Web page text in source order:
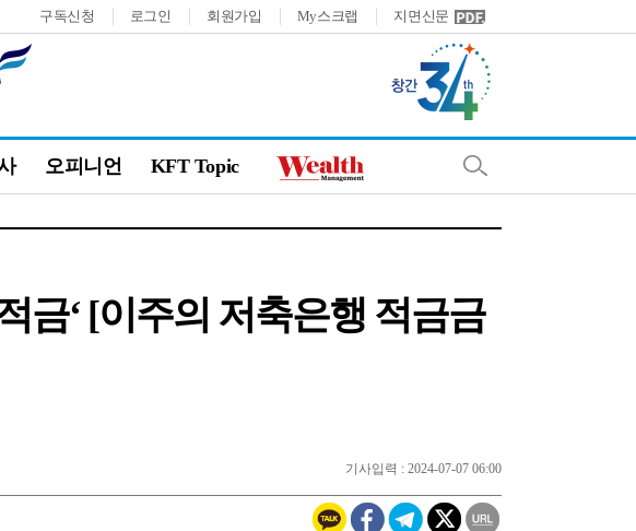
구독신청 로그인 회원가입 My스크랩 지면신문
오피니언 KFT Topic
금‘ [이주의 저축은행 적금금
기사입력 : 2024-07-07 06:00